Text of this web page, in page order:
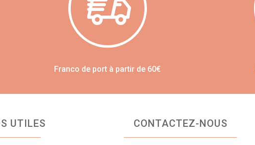
Franco de port à partir de 60€
UTILES CONTACTEZ-NOUS